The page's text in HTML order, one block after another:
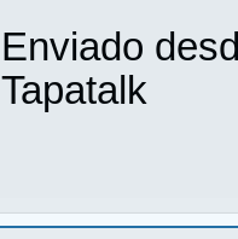
Enviado
Tapatalk